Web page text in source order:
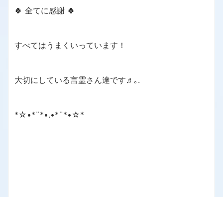
🍀 全てに感謝 🍀
すべてはうまくいっています！
大切にしている言霊さん達です♬｡.
*☆•*¨*•.•*¨*•☆*